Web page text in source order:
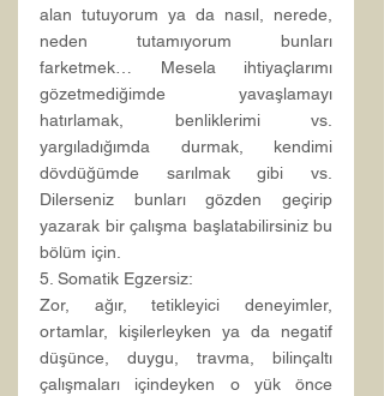
alan tutuyorum ya da nasıl, nerede,
neden tutamıyorum bunları
farketmek… Mesela ihtiyaçlarımı
gözetmediğimde yavaşlamayı
hatırlamak, benliklerimi vs.
yargıladığımda durmak, kendimi
dövdüğümde sarılmak gibi vs.
Dilerseniz bunları gözden geçirip
yazarak bir çalışma başlatabilirsiniz bu
bölüm için.
5. Somatik Egzersiz:
Zor, ağır, tetikleyici deneyimler,
ortamlar, kişilerleyken ya da negatif
düşünce, duygu, travma, bilinçaltı
çalışmaları içindeyken o yük önce